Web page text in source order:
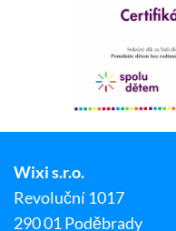
Wixi s.r.o.
Revoluční 1017
290 01 Poděbrady